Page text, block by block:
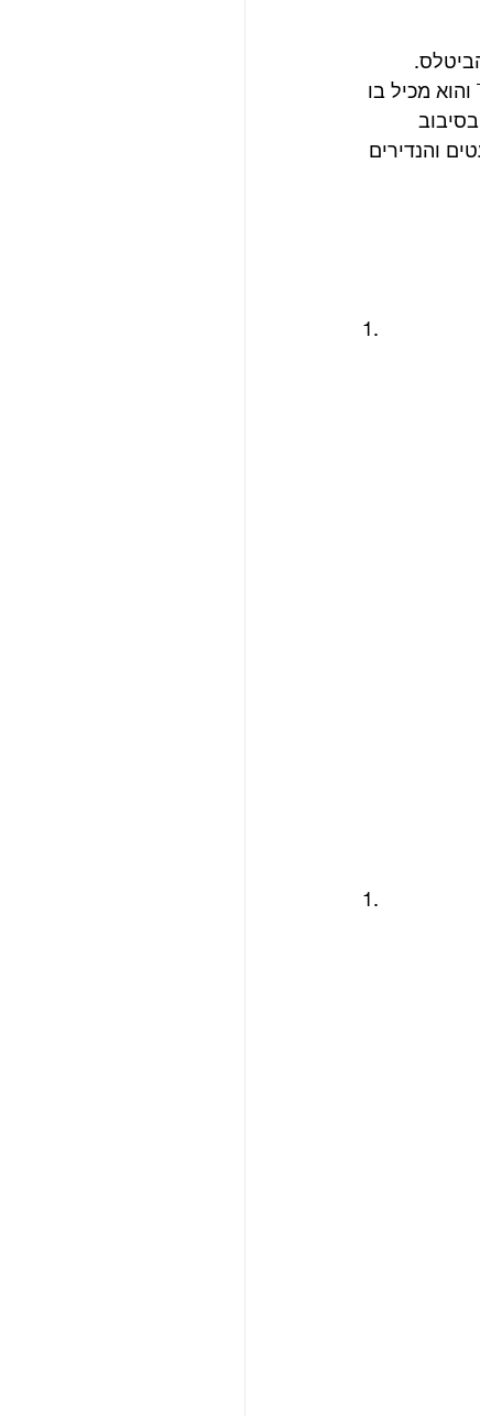
הספר נקרא The Lost Beatles Photographs: The Bob Bonis Archive, 1964-1966 והוא מכיל בו
192 עמודים של תמונות נדירות ויפהפיות של הלהקה, שצולמו בין השנים 1964-1966 בסיבוב
והנדירים